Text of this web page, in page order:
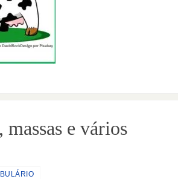
massas e vários